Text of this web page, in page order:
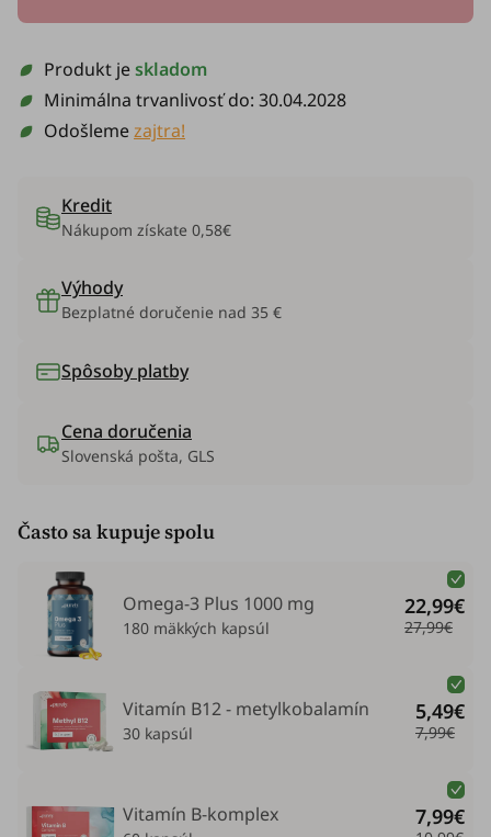
Produkt jeskladom
Minimálna trvanlivosť do: 30.04.2028
Odošlemezajtra!
Kredit
Nákupom získate 0,58€
Výhody
Bezplatné doručenie nad 35 €
Spôsoby platby
Cena doručenia
Slovenská pošta, GLS
Často sa kupuje spolu
Omega-3 Plus 1000 mg
180 mäkkých kapsúl
22,99€
27,99€
Vitamín B12 - metylkobalamín
30 kapsúl
5,49€
7,99€
Vitamín B-komplex 7,99€